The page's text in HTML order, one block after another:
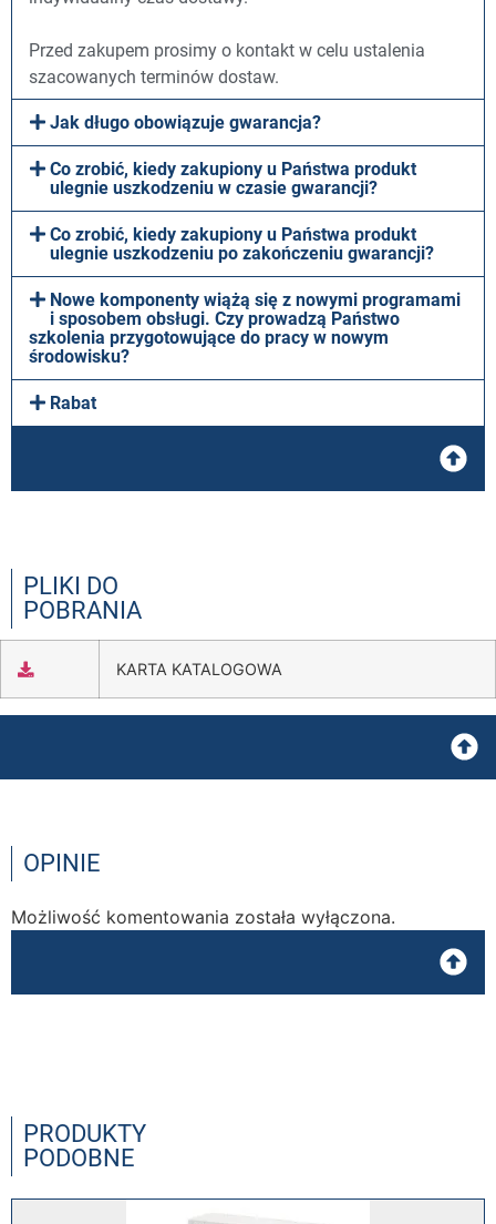
Przed zakupem prosimy o kontakt w celu ustalenia
szacowanych terminów dostaw.
Jak długo obowiązuje gwarancja?
Co zrobić, kiedy zakupiony u Państwa produkt
ulegnie uszkodzeniu w czasie gwarancji?
Co zrobić, kiedy zakupiony u Państwa produkt
ulegnie uszkodzeniu po zakończeniu gwarancji?
Nowe komponenty wiążą się z nowymi programami
i sposobem obsługi. Czy prowadzą Państwo
szkolenia przygotowujące do pracy w nowym
środowisku?
Rabat
PLIKI DO
POBRANIA
KARTA KATALOGOWA
OPINIE
Możliwość komentowania została wyłączona.
PRODUKTY
PODOBNE